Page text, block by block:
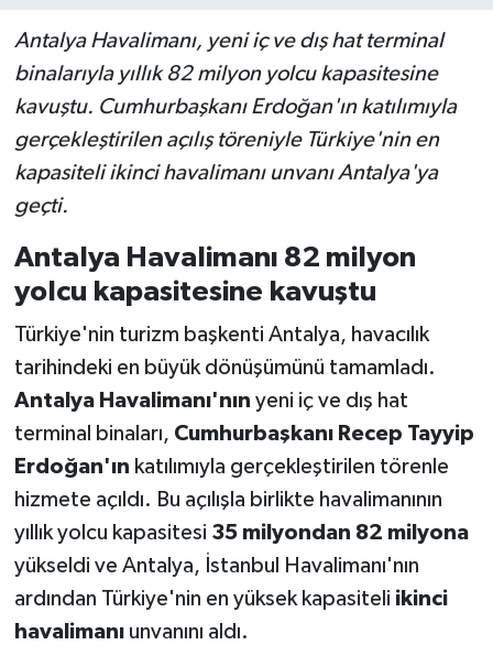
Antalya Havalimanı, yeni iç ve dış hat terminal
binalarıyla yıllık 82 milyon yolcu kapasitesine
kavuştu. Cumhurbaşkanı Erdoğan'ın katılımıyla
gerçekleştirilen açılış töreniyle Türkiye'nin en
kapasiteli ikinci havalimanı unvanı Antalya'ya
geçti.
Antalya Havalimanı 82 milyon
yolcu kapasitesine kavuştu
Türkiye'nin turizm başkenti Antalya, havacılık
tarihindeki en büyük dönüşümünü tamamladı.
Antalya Havalimanı'nın yeni iç ve dış hat
terminal binaları, Cumhurbaşkanı Recep Tayyip
Erdoğan'ın katılımıyla gerçekleştirilen törenle
hizmete açıldı. Bu açılışla birlikte havalimanının
yıllık yolcu kapasitesi 35 milyondan 82 milyona
yükseldi ve Antalya, İstanbul Havalimanı'nın
ardından Türkiye'nin en yüksek kapasiteli ikinci
havalimanıunvanını aldı.